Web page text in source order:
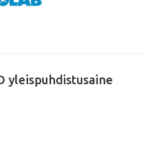
yleispuhdistusaine